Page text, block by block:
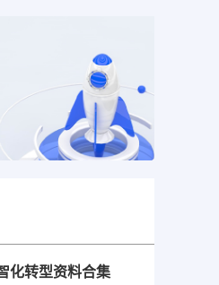
化转型资料合集